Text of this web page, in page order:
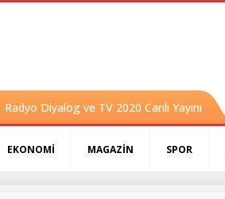
Radyo Diyalog ve TV 2020 Canlı Yayını
EKONOMİ MAGAZİN SPOR